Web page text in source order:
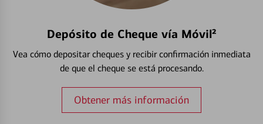
Depósito de Cheque vía Móvil²
Vea cómo depositar cheques y recibir confirmación inmediata
de que el cheque se está procesando.
Obtener más información